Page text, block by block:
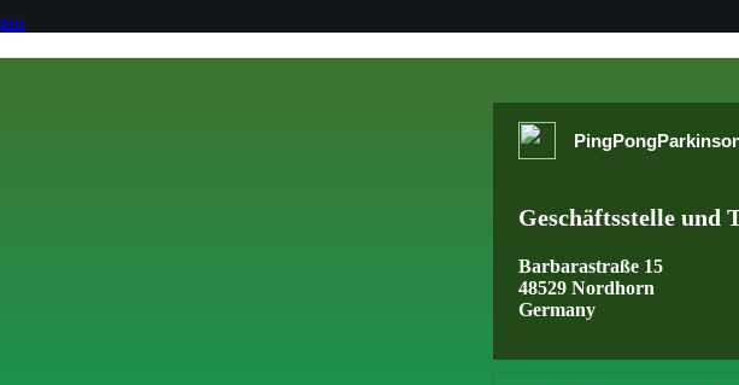
Geschäftsstelle und
Barbarastraße 15
48529 Nordhorn
Germany